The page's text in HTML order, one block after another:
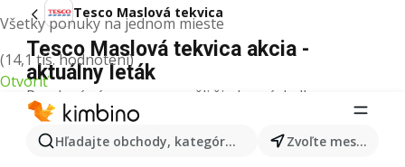
Všetky ponuky na jednom mieste
(14,1 tis. hodnotení)
Otvoriť
Hľadajte obchody, kategórie, produkty... Zvoľte mesto
Tesco Maslová tekvica
Tesco Maslová tekvica akcia -
aktuálny leták
Pre daný výraz sme nenašli žiadne výsledky.
Ďalšie produkty v obchodoch Tesco
Tesco Hurmikaki Tesco Ashwagandha